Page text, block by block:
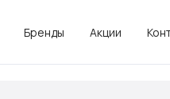
Бренды Акции